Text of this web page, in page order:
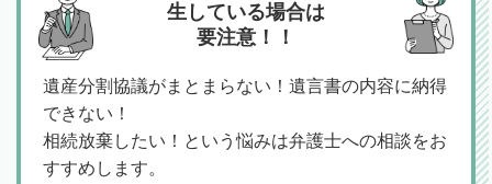
生している場合は
要注意！！
遺産分割協議がまとまらない！遺言書の内容に納得
できない！
相続放棄したい！という悩みは弁護士への相談をお
すすめします。